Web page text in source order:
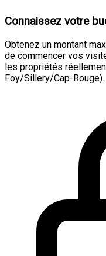
Connaissez votre
Obtenez un montant
de commencer vos
les propriétés
Foy/Sillery/Cap-Rouge).